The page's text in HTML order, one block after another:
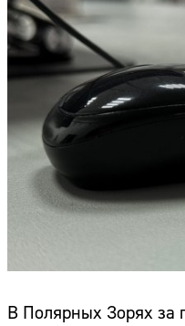
В Полярных Зорях за